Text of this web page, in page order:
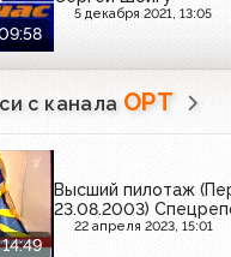
5 декабря 2021, 13:05
с канала ОРТ
14:49
Высший пилотаж
23.08.2003)
22 апреля 2023, 15:01